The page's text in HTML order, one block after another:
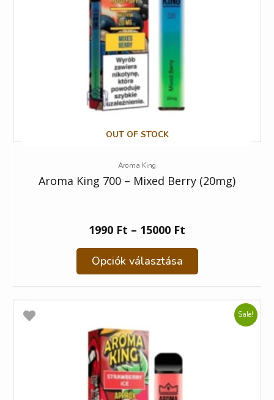
OUT OF STOCK
Aroma King
Aroma King 700 – Mixed Berry (20mg)
1990 Ft – 15000 Ft
Opciók választása
Sale!